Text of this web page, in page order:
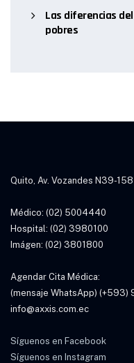
Las diferencias
pobres
Quito, Av. Vozandes N39-
Médico: (02) 5004440
Hospital: (02) 3980100
Imágen: (02) 3801800
Agendar Cita Médica:
(mensaje WhatsApp) (+593)
info@axxis.com.ec
Síguenos en Facebook
Síguenos en Instagram